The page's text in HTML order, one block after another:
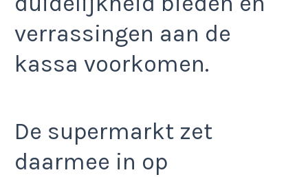
verrassingen aan de
kassa voorkomen.
De supermarkt zet
daarmee in op